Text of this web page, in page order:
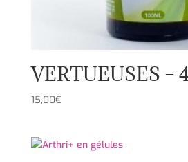
VERTUEUSES –
15,00€